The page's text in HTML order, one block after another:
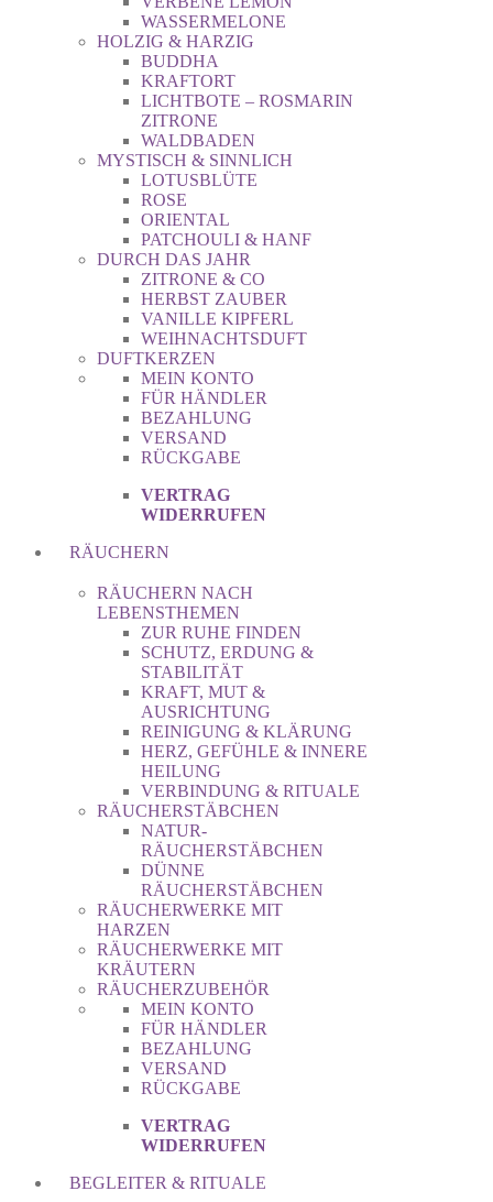
WASSERMELONE
HOLZIG & HARZIG
BUDDHA
KRAFTORT
LICHTBOTE – ROSMARIN
ZITRONE
WALDBADEN
MYSTISCH & SINNLICH
LOTUSBLÜTE
ROSE
ORIENTAL
PATCHOULI & HANF
DURCH DAS JAHR
ZITRONE & CO
HERBST ZAUBER
VANILLE KIPFERL
WEIHNACHTSDUFT
DUFTKERZEN
MEIN KONTO
FÜR HÄNDLER
BEZAHLUNG
VERSAND
RÜCKGABE
VERTRAG
WIDERRUFEN
RÄUCHERN
RÄUCHERN NACH
LEBENSTHEMEN
ZUR RUHE FINDEN
SCHUTZ, ERDUNG &
STABILITÄT
KRAFT, MUT &
AUSRICHTUNG
REINIGUNG & KLÄRUNG
HERZ, GEFÜHLE & INNERE
HEILUNG
VERBINDUNG & RITUALE
RÄUCHERSTÄBCHEN
NATUR-
RÄUCHERSTÄBCHEN
DÜNNE
RÄUCHERSTÄBCHEN
RÄUCHERWERKE MIT
HARZEN
RÄUCHERWERKE MIT
KRÄUTERN
RÄUCHERZUBEHÖR
MEIN KONTO
FÜR HÄNDLER
BEZAHLUNG
VERSAND
RÜCKGABE
VERTRAG
WIDERRUFEN
BEGLEITER & RITUALE